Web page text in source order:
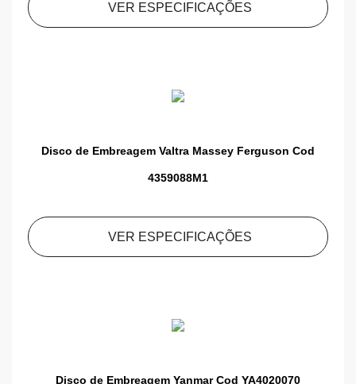
VER ESPECIFICAÇÕES
Disco de Embreagem Valtra Massey Ferguson Cod
4359088M1
VER ESPECIFICAÇÕES
Disco de Embreagem Yanmar Cod YA4020070